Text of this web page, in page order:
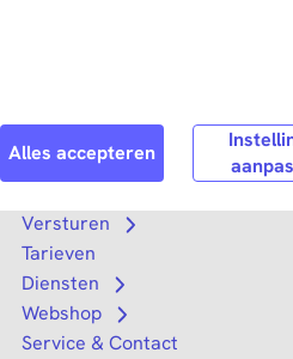
Search
Versturen
Open submenu
Tarieven
Diensten
Open submenu
Webshop
Open submenu
Service & Contact